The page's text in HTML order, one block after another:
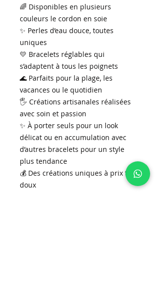
🌈 Disponibles en plusieurs
couleurs le cordon en soie
✨ Perles d’eau douce, toutes
uniques
💛 Bracelets réglables qui
s’adaptent à tous les poignets
🌊 Parfaits pour la plage, les
vacances ou le quotidien
🖐️ Créations artisanales réalisées
avec soin et passion
✨ À porter seuls pour un look
délicat ou en accumulation avec
d’autres bracelets pour un style
plus tendance
💰 Des créations uniques à prix tout
doux